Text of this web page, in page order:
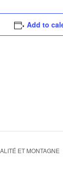
Add to
ET MONTAGNE